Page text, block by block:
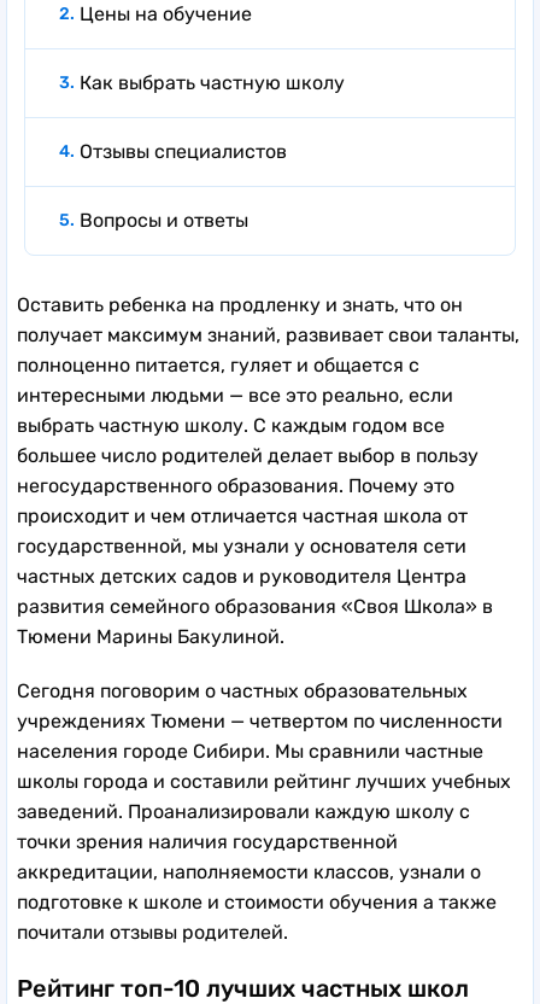
Цены на обучение
Как выбрать частную школу
Отзывы специалистов
Вопросы и ответы
Оставить ребенка на продленку и знать, что он
получает максимум знаний, развивает свои таланты,
полноценно питается, гуляет и общается с
интересными людьми — все это реально, если
выбрать частную школу. С каждым годом все
большее число родителей делает выбор в пользу
негосударственного образования. Почему это
происходит и чем отличается частная школа от
государственной, мы узнали у основателя сети
частных детских садов и руководителя Центра
развития семейного образования «Своя Школа» в
Тюмени Марины Бакулиной.
Сегодня поговорим о частных образовательных
учреждениях Тюмени — четвертом по численности
населения городе Сибири. Мы сравнили частные
школы города и составили рейтинг лучших учебных
заведений. Проанализировали каждую школу с
точки зрения наличия государственной
аккредитации, наполняемости классов, узнали о
подготовке к школе и стоимости обучения а также
почитали отзывы родителей.
Рейтинг топ-10 лучших частных школ